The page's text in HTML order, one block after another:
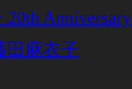
田麻衣子